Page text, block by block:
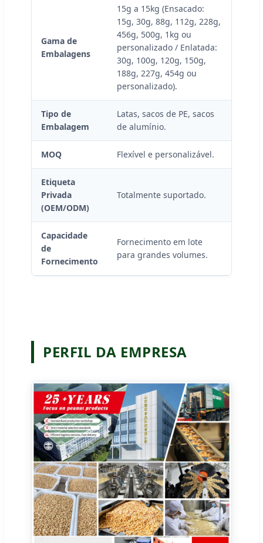
Gama de
Embalagens
15g a 15kg (Ensacado:
15g, 30g, 88g, 112g, 228g,
456g, 500g, 1kg ou
personalizado / Enlatada:
30g, 100g, 120g, 150g,
188g, 227g, 454g ou
personalizado).
Tipo de
Embalagem
Latas, sacos de PE, sacos
de alumínio.
MOQ Flexível e personalizável.
Etiqueta
Privada
(OEM/ODM)
Totalmente suportado.
Capacidade
de
Fornecimento
Fornecimento em lote
para grandes volumes.
PERFIL DA EMPRESA